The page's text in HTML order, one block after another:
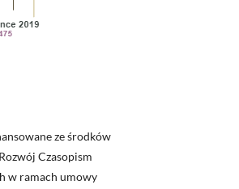
ze środków
Czasopism
w ramach umowy